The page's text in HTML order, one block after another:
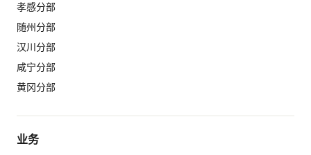
孝感分部
随州分部
汉川分部
咸宁分部
黄冈分部
业务